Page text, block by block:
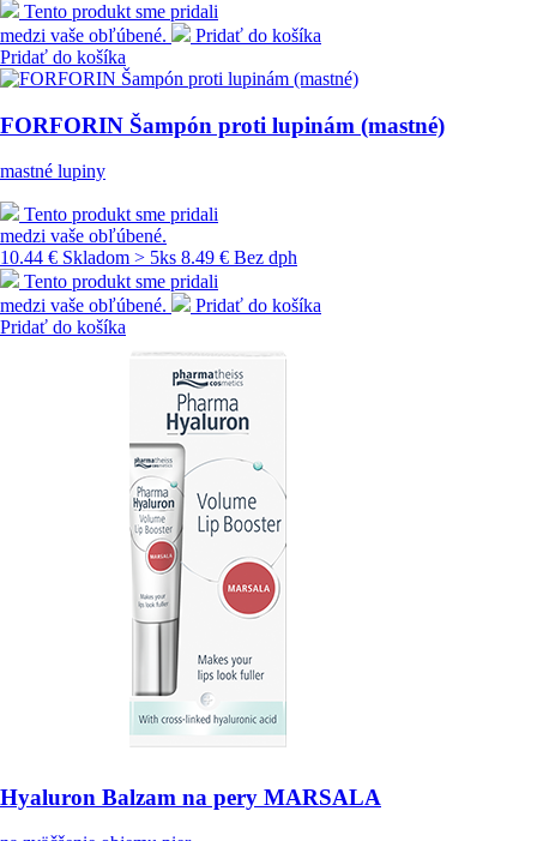
Tento produkt sme pridali
medzi vaše obľúbené.
Pridať do košíka
Pridať do košíka
FORFORIN Šampón proti lupinám (mastné)
mastné lupiny
Tento produkt sme pridali
medzi vaše obľúbené.
10.44 € Skladom > 5ks 8.49 € Bez dph
Tento produkt sme pridali
medzi vaše obľúbené.
Pridať do košíka
Pridať do košíka
Hyaluron Balzam na pery MARSALA